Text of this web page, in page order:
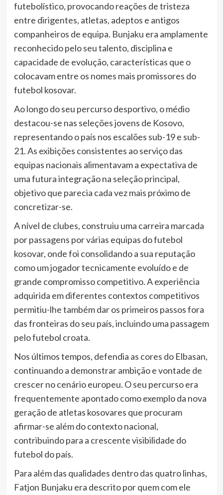
futebolístico, provocando reações de tristeza
entre dirigentes, atletas, adeptos e antigos
companheiros de equipa. Bunjaku era amplamente
reconhecido pelo seu talento, disciplina e
capacidade de evolução, características que o
colocavam entre os nomes mais promissores do
futebol kosovar.
Ao longo do seu percurso desportivo, o médio
destacou-se nas seleções jovens de Kosovo,
representando o país nos escalões sub-19 e sub-
21. As exibições consistentes ao serviço das
equipas nacionais alimentavam a expectativa de
uma futura integração na seleção principal,
objetivo que parecia cada vez mais próximo de
concretizar-se.
A nível de clubes, construiu uma carreira marcada
por passagens por várias equipas do futebol
kosovar, onde foi consolidando a sua reputação
como um jogador tecnicamente evoluído e de
grande compromisso competitivo. A experiência
adquirida em diferentes contextos competitivos
permitiu-lhe também dar os primeiros passos fora
das fronteiras do seu país, incluindo uma passagem
pelo futebol croata.
Nos últimos tempos, defendia as cores do Elbasan,
continuando a demonstrar ambição e vontade de
crescer no cenário europeu. O seu percurso era
frequentemente apontado como exemplo da nova
geração de atletas kosovares que procuram
afirmar-se além do contexto nacional,
contribuindo para a crescente visibilidade do
futebol do país.
Para além das qualidades dentro das quatro linhas,
Fatjon Bunjaku era descrito por quem com ele